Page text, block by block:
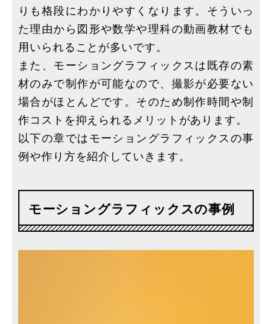
りも格段にわかりやすくなります。そういっ
た理由から図形や数学や理科の動画教材でも
用いられることが多いです。
また、モーショングラフィックスは既存の素
材のみで制作が可能なので、撮影が必要ない
場合がほとんどです。そのため制作時間や制
作コストを抑えられるメリットがあります。
以下の章ではモーショングラフィックスの事
例や作り方を紹介していきます。
モーショングラフィックスの事例